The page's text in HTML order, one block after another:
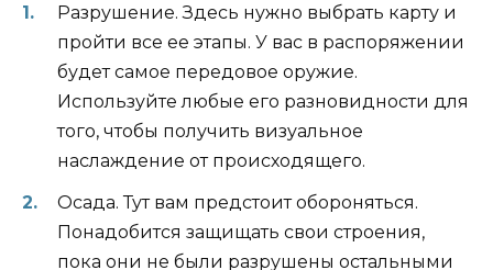
Разрушение. Здесь нужно выбрать карту и
пройти все ее этапы. У вас в распоряжении
будет самое передовое оружие.
Используйте любые его разновидности для
того, чтобы получить визуальное
наслаждение от происходящего.
Осада. Тут вам предстоит обороняться.
Понадобится защищать свои строения,
пока они не были разрушены остальными